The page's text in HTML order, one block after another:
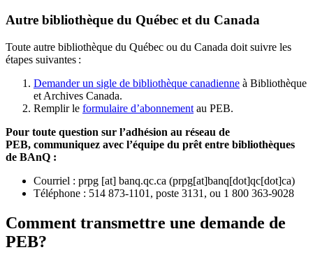
Autre bibliothèque du Québec et du Canada
Toute autre bibliothèque du Québec ou du Canada doit suivre les
étapes suivantes :
Demander un sigle de bibliothèque canadienne à Bibliothèque
et Archives Canada.
Remplir le formulaire d’abonnement au PEB.
Pour toute question sur l’adhésion au réseau de
PEB, communiquez avec l’équipe du prêt entre bibliothèques
de BAnQ :
Courriel : prpg [at] banq.qc.ca (prpg[at]banq[dot]qc[dot]ca)
Téléphone : 514 873-1101, poste 3131, ou 1 800 363-9028
Comment transmettre une demande de
PEB?